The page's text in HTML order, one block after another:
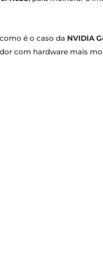
é o caso da NVIDIA
com hardware mais